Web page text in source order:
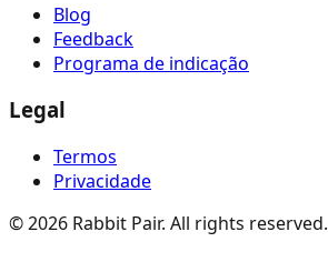
Blog
Feedback
Programa de indicação
Legal
Termos
Privacidade
©2026 Rabbit Pair. All rights reserved.